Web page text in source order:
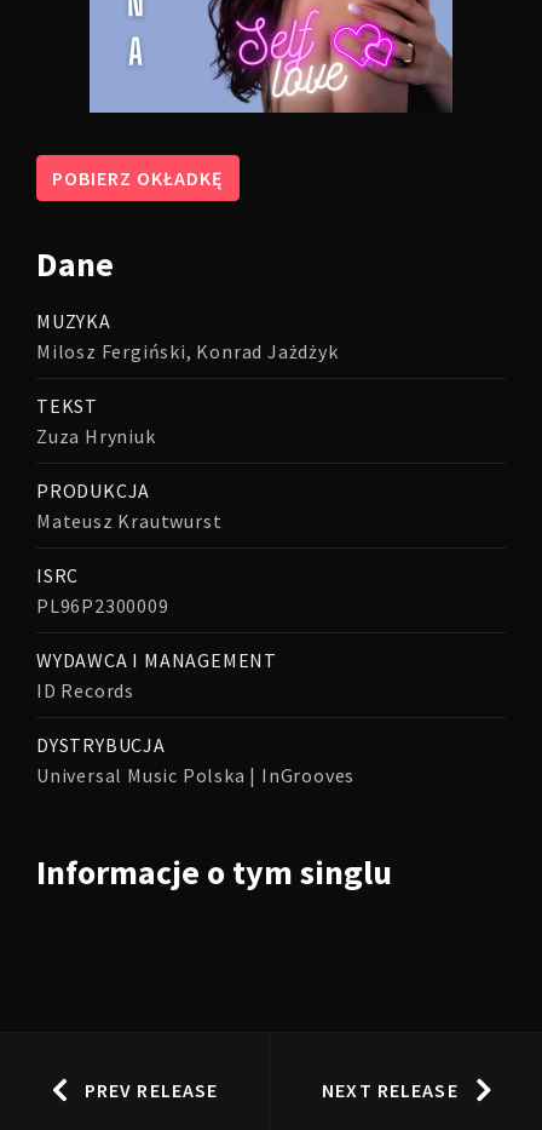
POBIERZ OKŁADKĘ
Dane
MUZYKA
Milosz Fergiński, Konrad Jażdżyk
TEKST
Zuza Hryniuk
PRODUKCJA
Mateusz Krautwurst
ISRC
PL96P2300009
WYDAWCA I MANAGEMENT
ID Records
DYSTRYBUCJA
Universal Music Polska | InGrooves
Informacje o tym singlu
PREV RELEASE NEXT RELEASE